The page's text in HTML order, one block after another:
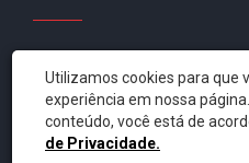
Utilizamos cookies para que
experiência em nossa
conteúdo, você está de
de Privacidade.